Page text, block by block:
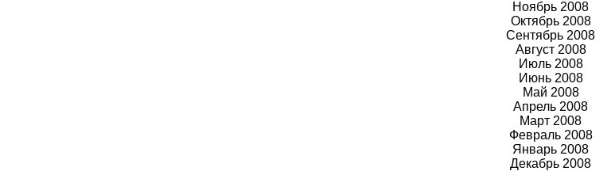
Ноябрь 2008
Октябрь 2008
Сентябрь 2008
Август 2008
Июль 2008
Июнь 2008
Май 2008
Апрель 2008
Март 2008
Февраль 2008
Январь 2008
Декабрь 2008